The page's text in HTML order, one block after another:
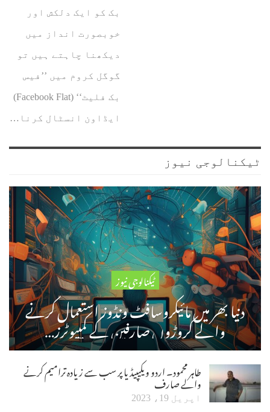
بک کو ایک دلکش اور
خوبصورت انداز میں
دیکھنا چاہتے ہیں تو
گوگل کروم میں ’’فیس
بک فلیٹ‘‘ (Facebook Flat)
ایڈاون انسٹال کرنا…
ٹیکنالوجی نیوز
ٹیکنالوجی نیوز
دنیا بھر میں مائیکروسافٹ ونڈوز استعمال کرنے
والے کروڑوں صارفین کے کمپیوٹرز…
طاہر محمود۔ اردو ویکیپیڈیا پر سب سے زیادہ ترامیم کرنے
والے صارف
اپریل 19، 2023